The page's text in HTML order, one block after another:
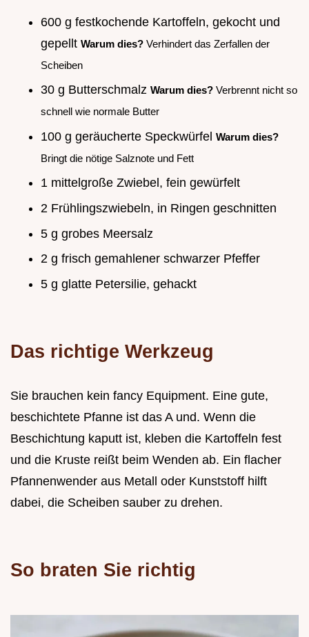
600 g festkochende Kartoffeln, gekocht und
gepellt Warum dies? Verhindert das Zerfallen der
Scheiben
30 g Butterschmalz Warum dies? Verbrennt nicht so
schnell wie normale Butter
100 g geräucherte Speckwürfel Warum dies?
Bringt die nötige Salznote und Fett
1 mittelgroße Zwiebel, fein gewürfelt
2 Frühlingszwiebeln, in Ringen geschnitten
5 g grobes Meersalz
2 g frisch gemahlener schwarzer Pfeffer
5 g glatte Petersilie, gehackt
Das richtige Werkzeug
Sie brauchen kein fancy Equipment. Eine gute,
beschichtete Pfanne ist das A und. Wenn die
Beschichtung kaputt ist, kleben die Kartoffeln fest
und die Kruste reißt beim Wenden ab. Ein flacher
Pfannenwender aus Metall oder Kunststoff hilft
dabei, die Scheiben sauber zu drehen.
So braten Sie richtig